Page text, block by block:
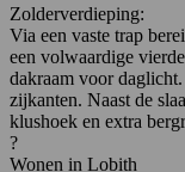
Zolderverdieping:
Via een vaste trap
een volwaardige
dakraam voor
zijkanten. Naast de
klushoek en extra
?
Wonen in Lobith